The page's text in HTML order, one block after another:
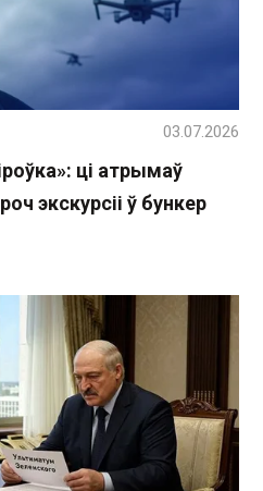
ці атрымаў
экскурсіі ў бункер
03.07.2026